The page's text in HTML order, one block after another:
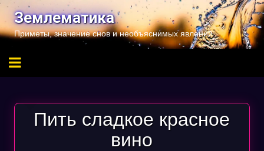
Перейти
содержимому
Землематика
Приметы, значение снов и необъяснимых явлений
Пить сладкое красное
вино